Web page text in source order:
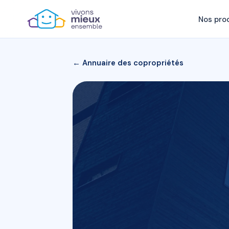
Nos
← Annuaire des copropriétés